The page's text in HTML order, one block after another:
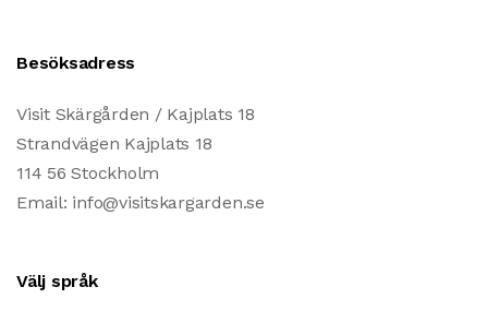
Besöksadress
Visit Skärgården / Kajplats 18
Strandvägen Kajplats 18
114 56 Stockholm
Email: info@visitskargarden.se
Välj språk